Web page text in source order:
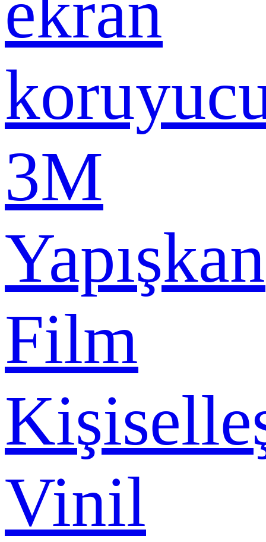
3M
Yapışkan
Film
Vinil